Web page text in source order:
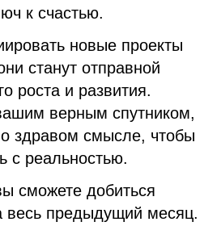
к счастью.
новые проекты
станут отправной
роста и развития.
верным спутником,
здравом смысле, чтобы
с реальностью.
сможете добиться
весь предыдущий месяц.